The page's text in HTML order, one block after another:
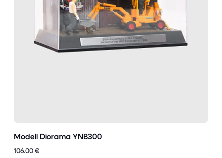
Modell Diorama YNB300
106.00 €